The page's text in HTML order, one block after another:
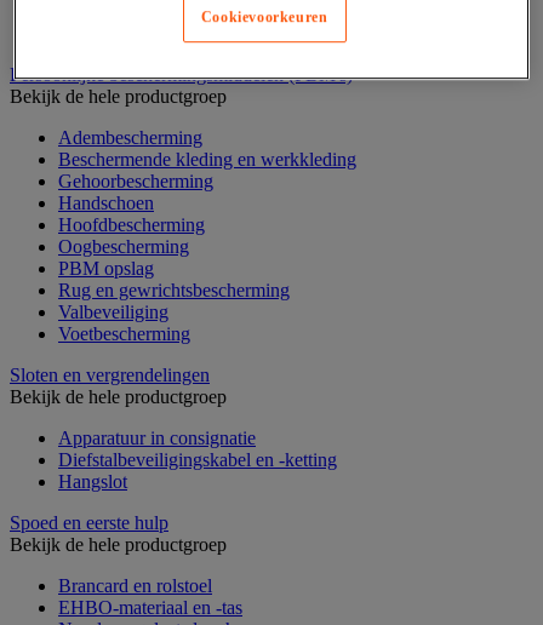
Persoonlijke beschermingsmiddelen (PBM's)
Bekijk de hele productgroep
Adembescherming
Beschermende kleding en werkkleding
Gehoorbescherming
Handschoen
Hoofdbescherming
Oogbescherming
PBM opslag
Rug en gewrichtsbescherming
Valbeveiliging
Voetbescherming
Sloten en vergrendelingen
Bekijk de hele productgroep
Apparatuur in consignatie
Diefstalbeveiligingskabel en -ketting
Hangslot
Spoed en eerste hulp
Bekijk de hele productgroep
Brancard en rolstoel
EHBO-materiaal en -tas
Cookievoorkeuren